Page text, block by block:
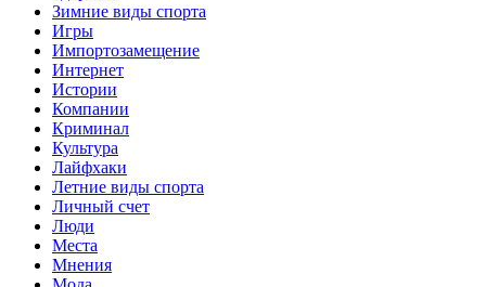
Зимние виды спорта
Игры
Импортозамещение
Интернет
Истории
Компании
Криминал
Культура
Лайфхаки
Летние виды спорта
Личный счет
Люди
Места
Мнения